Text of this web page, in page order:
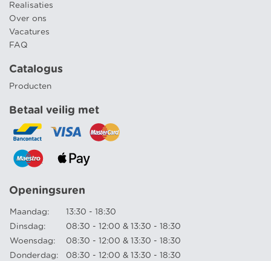
Realisaties
Over ons
Vacatures
FAQ
Catalogus
Producten
Betaal veilig met
Openingsuren
Maandag:
13:30 - 18:30
Dinsdag:
08:30 - 12:00 & 13:30 - 18:30
Woensdag:
08:30 - 12:00 & 13:30 - 18:30
Donderdag:
08:30 - 12:00 & 13:30 - 18:30